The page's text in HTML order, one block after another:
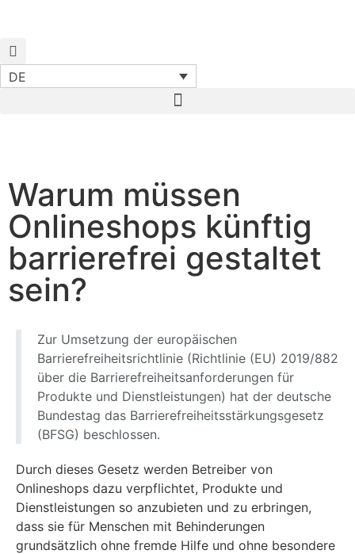
DE
Warum müssen
Onlineshops künftig
barrierefrei gestaltet
sein?
Zur Umsetzung der europäischen
Barrierefreiheitsrichtlinie (Richtlinie (EU) 2019/882
über die Barrierefreiheitsanforderungen für
Produkte und Dienstleistungen) hat der deutsche
Bundestag das Barrierefreiheitsstärkungsgesetz
(BFSG) beschlossen.
Durch dieses Gesetz werden Betreiber von
Onlineshops dazu verpflichtet, Produkte und
Dienstleistungen so anzubieten und zu erbringen,
dass sie für Menschen mit Behinderungen
grundsätzlich ohne fremde Hilfe und ohne besondere